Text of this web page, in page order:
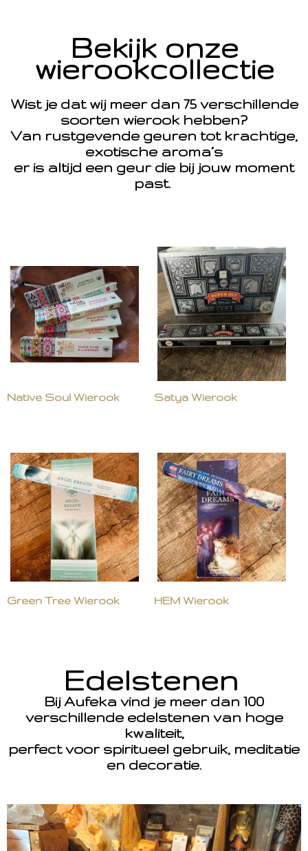
Bekijk onze
wierookcollectie
Wist je dat wij meer dan 75 verschillende
soorten wierook hebben?
Van rustgevende geuren tot krachtige,
exotische aroma’s
er is altijd een geur die bij jouw moment
past.
Native Soul Wierook Satya Wierook
Green Tree Wierook HEM Wierook
Edelstenen
Bij Aufeka vind je meer dan 100
verschillende edelstenen van hoge
kwaliteit,
perfect voor spiritueel gebruik, meditatie
en decoratie.